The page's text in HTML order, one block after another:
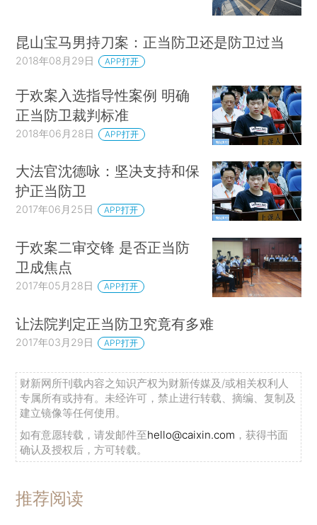
昆山宝马男持刀案：正当防卫还是防卫过当
2018年08月29日 APP打开
于欢案入选指导性案例 明确
正当防卫裁判标准
2018年06月28日 APP打开
大法官沈德咏：坚决支持和保
护正当防卫
2017年06月25日 APP打开
于欢案二审交锋 是否正当防
卫成焦点
2017年05月28日 APP打开
让法院判定正当防卫究竟有多难
2017年03月29日 APP打开
财新网所刊载内容之知识产权为财新传媒及/或相关权利人
专属所有或持有。未经许可，禁止进行转载、摘编、复制及
建立镜像等任何使用。
如有意愿转载，请发邮件至hello@caixin.com ，获得书面
确认及授权后，方可转载。
推荐阅读